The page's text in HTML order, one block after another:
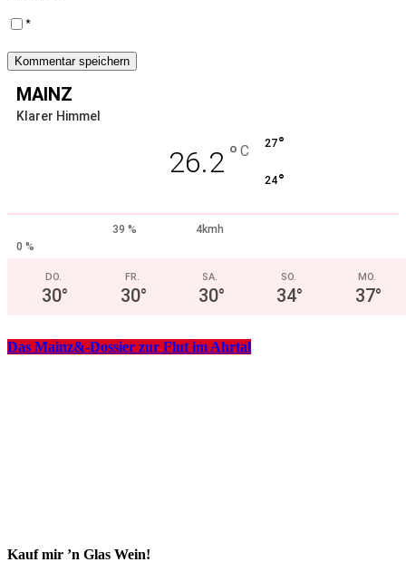
*
MAINZ
Klarer Himmel
26.2 ° C 27°
24°
39 %
4kmh
0 %
DO.
30°
FR.
30°
SA.
30°
SO.
34°
MO.
37°
Das Mainz&-Dossier zur Flut im Ahrtal
Kauf mir ’n Glas Wein!